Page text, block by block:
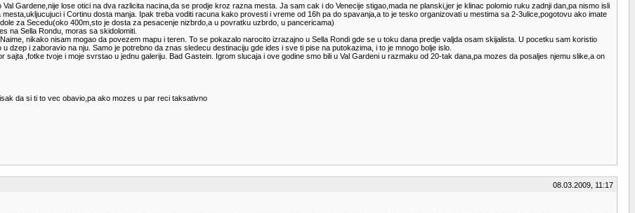
Gardene,nije lose otici na dva razlicita nacina,da se prodje kroz razna mesta. Ja sam cak i do Venecije stigao,mada ne planski,jer je klinac polomio ruku zadnji dan,pa nismo isli
i Cortinu dosta manja. Ipak treba voditi racuna kako provesti i vreme od 16h pa do spavanja,a to je tesko organizovati u mestima sa 2-3ulice,pogotovu ako imate
za Secedu(oko 400m,sto je dosta za pesacenje nizbrdo,a u povratku uzbrdo, u pancericama)
na Sella Rondu, moras sa skidolomiti.
nikako nisam mogao da povezem mapu i teren. To se pokazalo narocito izrazajno u Sella Rondi gde se u toku dana predje valjda osam skijalista. U pocetku sam koristio
i zaboravio na nju. Samo je potrebno da znas sledecu destinaciju gde ides i sve ti pise na putokazima, i to je mnogo bolje islo.
,fotke tvoje i moje svrstao u jednu galeriju. Bad Gastein. Igrom slucaja i ove godine smo bili u Val Gardeni u razmaku od 20-tak dana,pa mozes da posaljes njemu slike,a on
da si ti to vec obavio,pa ako mozes u par reci taksativno
08.03.2009, 11:17